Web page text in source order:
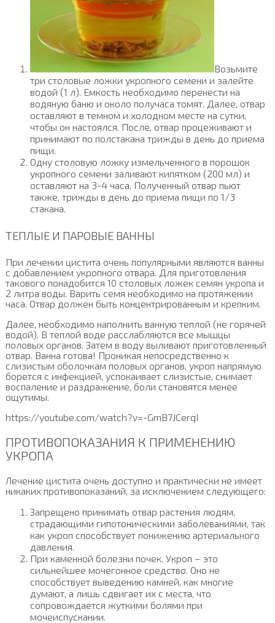
Возьмите
три столовые ложки укропного семени и залейте
водой (1 л). Емкость необходимо перенести на
водяную баню и около получаса томят. Далее, отвар
оставляют в темном и холодном месте на сутки,
чтобы он настоялся. После, отвар процеживают и
принимают по полстакана трижды в день до приема
пищи.
Одну столовую ложку измельченного в порошок
укропного семени заливают кипятком (200 мл) и
оставляют на 3-4 часа. Полученный отвар пьют
также, трижды в день до приема пищи по 1/3
стакана.
ТЕПЛЫЕ И ПАРОВЫЕ ВАННЫ
При лечении цистита очень популярными являются ванны
с добавлением укропного отвара. Для приготовления
такового понадобится 10 столовых ложек семян укропа и
2 литра воды. Варить семя необходимо на протяжении
часа. Отвар должен быть концентрированным и крепким.
Далее, необходимо наполнить ванную теплой (не горячей
водой). В теплой воде расслабляются все мышцы
половых органов. Затем в воду выливают приготовленный
отвар. Ванна готова! Проникая непосредственно к
слизистым оболочкам половых органов, укроп напрямую
борется с инфекцией, успокаивает слизистые, снимает
воспаление и раздражение, боли становятся менее
ощутимы.
https://youtube.com/watch?v=-GmB7JCerqI
ПРОТИВОПОКАЗАНИЯ К ПРИМЕНЕНИЮ
УКРОПА
Лечение цистита очень доступно и практически не имеет
никаких противопоказаний, за исключением следующего:
Запрещено принимать отвар растения людям,
страдающими гипотоническими заболеваниями, так
как укроп способствует понижению артериального
давления.
При каменной болезни почек. Укроп – это
сильнейшее мочегонное средство. Оно не
способствует выведению камней, как многие
думают, а лишь сдвигает их с места, что
сопровождается жуткими болями при
мочеиспускании.